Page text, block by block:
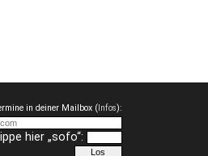
in deiner Mailbox (Infos):
hier „sofo“: